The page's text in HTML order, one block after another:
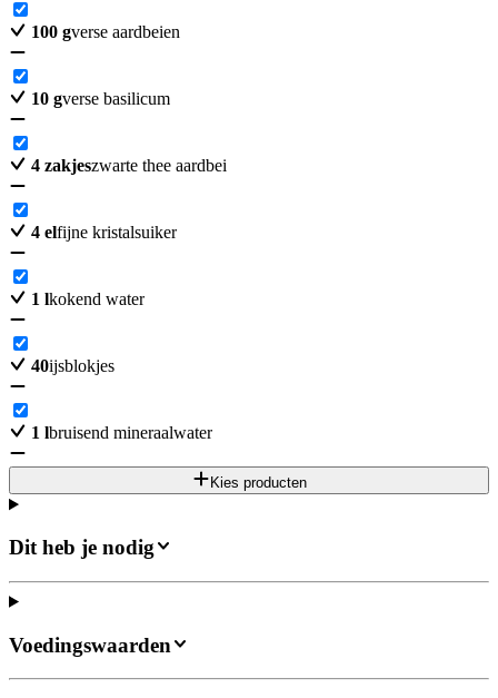
100 gverse aardbeien
10 gverse basilicum
4 zakjeszwarte thee aardbei
4 elfijne kristalsuiker
1 lkokend water
40ijsblokjes
1 lbruisend mineraalwater
Kies producten
Dit heb je nodig
Voedingswaarden